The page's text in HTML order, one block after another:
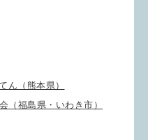
ん（熊本県）
（福島県・いわき市）